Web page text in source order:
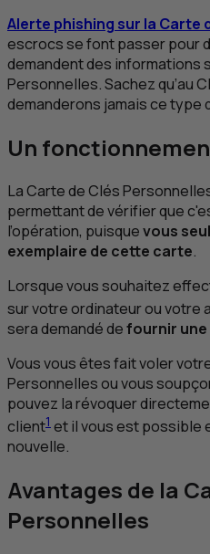
Alerte phishing sur la Carte
escrocs se font passer pour
demandent des informations
Personnelles. Sachez qu’au
demanderons jamaisce type
Un
La Carte de Clés
permettant de vérifier que
l’opération, puisquevous
exemplaire de cette carte.
Lorsque vous souhaitez
sur votre ordinateur ou votre
sera demandé defournir une
Vous vous êtes fait voler
Personnelles ou vous
pouvez la révoquer
client1 et il vous est possible
nouvelle.
Avantages de la
Personnelles